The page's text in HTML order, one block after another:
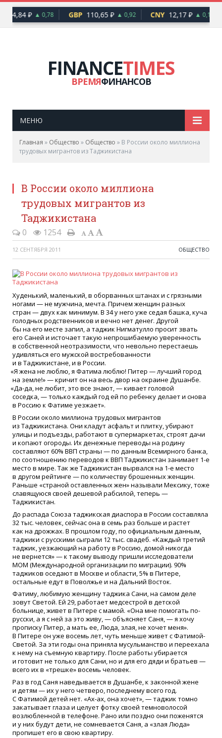
94,84 ₽ ▲ 0,78 GBP 110,65 ₽ ▲ 0,92 CNY 12,17 ₽ ▲ 0,10
FINANCETIMES
ВРЕМЯФИНАНСОВ
МЕНЮ
Главная » Общество » Общество » В России около миллиона
трудовых мигрантов из Таджикистана
В России около миллиона
трудовых мигрантов из
Таджикистана
0 1254
12 СЕНТЯБРЯ 2011 ОБЩЕСТВО
Худенький, маленький, в оборванных штанах и с грязными
ногами — не мужчина, мечта. Причем женщин разных
стран — двух как минимум. В 34 у него уже седая башка, куча
голодных родственников и вечно нет денег. Другой
бы на его месте запил, а таджик Нигматулло просит звать
его Саней и источает такую непрошибаемую уверенность
в собственной неотразимости, что невольно перестаешь
удивляться его мужской востребованности
и в Таджикистане, и в России.
«Я жена не люблю, я Фатима люблю! Питер — лучший город
на земле!» — кричит он на весь двор на окраине Душанбе.
«Да-да, не любит, это все знают, — кивает головой
соседка, — только каждый год ей по ребенку делает и снова
в Россию к Фатиме уезжает».
В России около миллиона трудовых мигрантов
из Таджикистана. Они кладут асфальт и плитку, убирают
улицы и подъезды, работают в супермаркетах, строят дачи
и копают огороды. Их денежные переводы на родину
составляют 60% ВВП страны — по данным Всемирного банка,
по соотношению переводов к ВВП Таджикистан занимает 1-е
место в мире. Так же Таджикистан вырвался на 1-е место
в другом рейтинге — по количеству брошенных женщин.
Раньше «страной оставленных жен» называли Мексику, тоже
славящуюся своей дешевой рабсилой, теперь —
Таджикистан.
До распада Союза таджикская диаспора в России составляла
32 тыс. человек, сейчас она в семь раз больше и растет
как на дрожжах. В прошлом году, по официальным данным,
таджики с русскими сыграли 12 тыс. свадеб. «Каждый третий
таджик, уезжающий на работу в Россию, домой никогда
не вернется» — к такому выводу пришли исследователи
МОМ (Международной организации по миграции). 90%
таджиков оседают в Москве и области, 5% в Питере,
остальные едут в Поволжье и на Дальний Восток.
Фатиму, любимую женщину таджика Сани, на самом деле
зовут Светой. Ей 29, работает медсестрой в детской
больнице, живет в Питере с мамой. «Она мне помогать по-
русски, а я с ней за это живу, — объясняет Саня, — я хочу
прописку Питер, а мать ее, Люда, злая, не хочет меня».
В Питере он уже восемь лет, чуть меньше живет с Фатимой-
Светой. За эти годы она приняла мусульманство и переехала
к нему на съемную квартиру. После работы убирается
и готовит не только для Сани, но и для его дяди и братьев —
всего их в «трешке» восемь человек.
Раз в год Саня наведывается в Душанбе, к законной жене
и детям — их у него четверо, последнему всего год.
С Фатимой детей нет. «Ах-ах, она хочет», — таджик томно
закатывает глаза и целует фотку своей темноволосой
возлюбленной в телефоне. Рано или поздно они поженятся
и у них будут дети, не сомневается Саня, а «злая Люда»
пропишет его в свою квартиру.